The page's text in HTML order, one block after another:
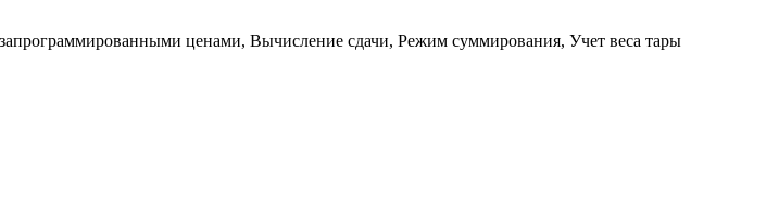
ценами, Вычисление сдачи, Режим суммирования, Учет веса тары